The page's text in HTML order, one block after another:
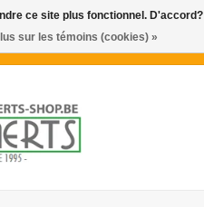
0 Articles - €0,00
ce site plus fonctionnel. D'accord?
sur les témoins (cookies) »